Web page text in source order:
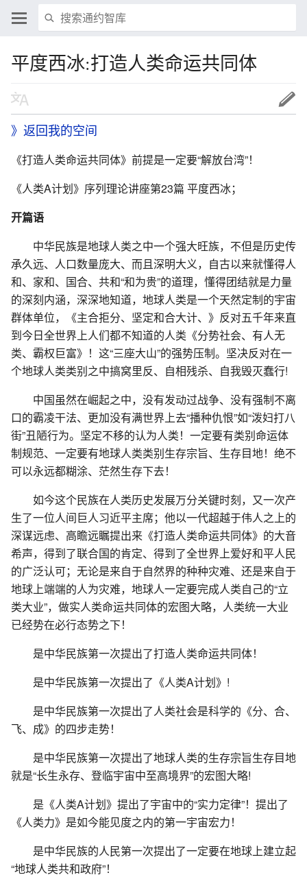
平度西冰:打造人类命运共同体
》返回我的空间
《打造人类命运共同体》前提是一定要“解放台湾”！
《人类A计划》序列理论讲座第23篇 平度西冰；
开篇语
中华民族是地球人类之中一个强大旺族，不但是历史传
承久远、人口数量庞大、而且深明大义，自古以来就懂得人
和、家和、国合、共和“和为贵”的道理，懂得团结就是力量
的深刻内涵，深深地知道，地球人类是一个天然定制的宇宙
群体单位，《主合拒分、坚定和合大计、》反对五千年来直
到今日全世界上人们都不知道的人类《分势社会、有人无
类、霸权巨富》！这“三座大山”的强势压制。坚决反对在一
个地球人类类别之中搞窝里反、自相残杀、自我毁灭蠢行!
中国虽然在崛起之中，没有发动过战争、没有强制不离
口的霸凌干法、更加没有满世界上去“播种仇恨”如“泼妇打八
街”丑陋行为。坚定不移的认为人类！一定要有类别命运体
制规范、一定要有地球人类类别生存宗旨、生存目地！绝不
可以永远都糊涂、茫然生存下去！
如今这个民族在人类历史发展万分关键时刻，又一次产
生了一位人间巨人习近平主席；他以一代超越于伟人之上的
深谋远虑、高瞻远瞩提出来《打造人类命运共同体》的大音
希声，得到了联合国的肯定、得到了全世界上爱好和平人民
的广泛认可；无论是来自于自然界的种种灾难、还是来自于
地球上端端的人为灾难，地球人一定要完成人类自己的“立
类大业”，做实人类命运共同体的宏图大略，人类统一大业
已经势在必行态势之下！
是中华民族第一次提出了打造人类命运共同体！
是中华民族第一次提出了《人类A计划》!
是中华民族第一次提出了人类社会是科学的《分、合、
飞、成》的四步走势！
是中华民族第一次提出了地球人类的生存宗旨生存目地
就是“长生永存、登临宇宙中至高境界”的宏图大略!
是《人类A计划》提出了宇宙中的“实力定律”！提出了
《人类力》是如今能见度之内的第一宇宙宏力！
是中华民族的人民第一次提出了一定要在地球上建立起
“地球人类共和政府”！